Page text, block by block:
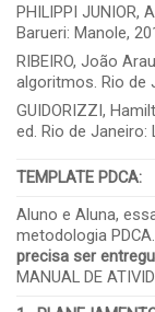
PHILIPPI JUNIOR,
Barueri: Manole,
RIBEIRO, João
algoritmos. Rio de
GUIDORIZZI,
ed. Rio de Janeiro:
TEMPLATE PDCA:
Aluno e Aluna,
metodologia
precisa ser
MANUAL DE